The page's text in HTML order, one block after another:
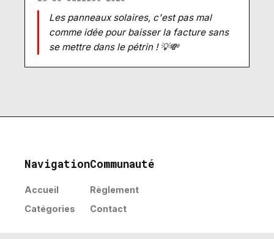
Les panneaux solaires, c'est pas mal
comme idée pour baisser la facture sans
se mettre dans le pétrin ! 💡💸
Navigation
Accueil
Catégories
Communauté
Règlement
Contact